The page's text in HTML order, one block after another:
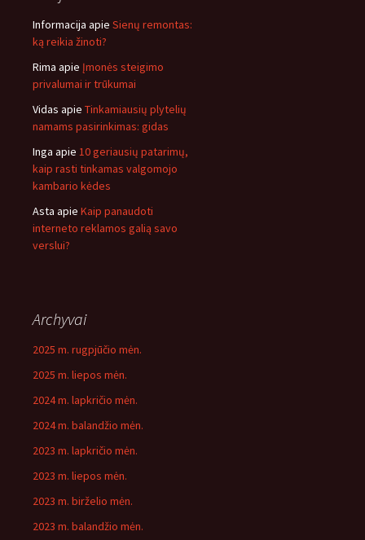
Informacija apie Sienų remontas:
ką reikia žinoti?
Rima apie Įmonės steigimo
privalumai ir trūkumai
Vidas apie Tinkamiausių plytelių
namams pasirinkimas: gidas
Inga apie 10 geriausių patarimų,
kaip rasti tinkamas valgomojo
kambario kėdes
Asta apie Kaip panaudoti
interneto reklamos galią savo
verslui?
Archyvai
2025 m. rugpjūčio mėn.
2025 m. liepos mėn.
2024 m. lapkričio mėn.
2024 m. balandžio mėn.
2023 m. lapkričio mėn.
2023 m. liepos mėn.
2023 m. birželio mėn.
2023 m. balandžio mėn.